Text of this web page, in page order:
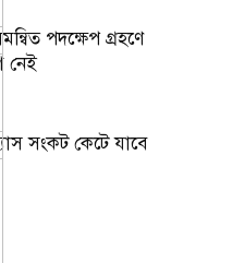
পদক্ষেপ গ্রহণে
নেই
সংকট কেটে যাবে